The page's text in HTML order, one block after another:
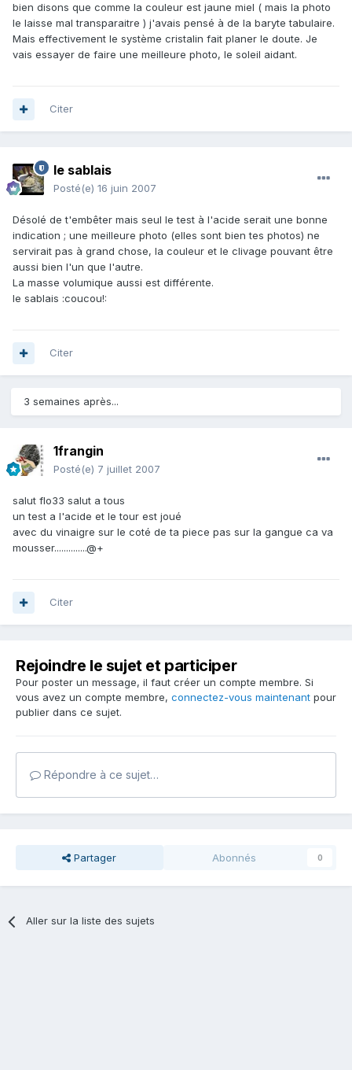
bien disons que comme la couleur est jaune miel ( mais la photo
le laisse mal transparaitre ) j'avais pensé à de la baryte tabulaire.
Mais effectivement le système cristalin fait planer le doute. Je
vais essayer de faire une meilleure photo, le soleil aidant.
Citer
le sablais
Posté(e) 16 juin 2007
Désolé de t'embêter mais seul le test à l'acide serait une bonne
indication ; une meilleure photo (elles sont bien tes photos) ne
servirait pas à grand chose, la couleur et le clivage pouvant être
aussi bien l'un que l'autre.
La masse volumique aussi est différente.
le sablais :coucou!:
Citer
3 semaines après...
1frangin
Posté(e) 7 juillet 2007
salut flo33 salut a tous
un test a l'acide et le tour est joué
avec du vinaigre sur le coté de ta piece pas sur la gangue ca va
mousser..............@+
Citer
Rejoindre le sujet et participer
Pour poster un message, il faut créer un compte membre. Si
vous avez un compte membre, connectez-vous maintenant pour
publier dans ce sujet.
Répondre à ce sujet…
Partager Abonnés 0
Aller sur la liste des sujets